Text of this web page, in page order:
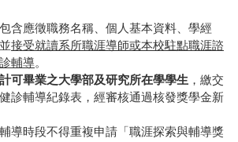
含應徵職務名稱、個人基本資料、學經
接受就讀系所職涯導師或本校駐點職涯諮
輔導。
可畢業之大學部及研究所在學學生 ，繳交
診輔導紀錄表，經審核通過核發獎學金新
導時段不得重複申請「職涯探索與輔導獎